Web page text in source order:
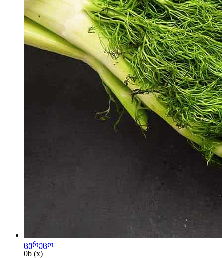
ცერეცო
0b (x)